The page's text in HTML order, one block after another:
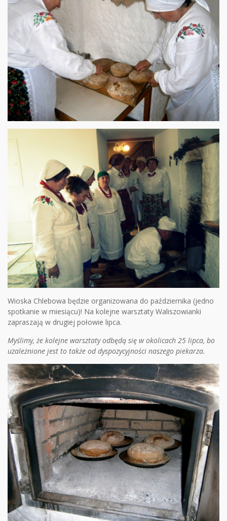
Wioska Chlebowa będzie organizowana do października (jedno
spotkanie w miesiącu)! Na kolejne warsztaty Waliszowianki
zapraszają w drugiej połowie lipca.
Myślimy, że kolejne warsztaty odbędą się w okolicach 25 lipca, bo
uzależnione jest to także od dyspozycyjności naszego piekarza.